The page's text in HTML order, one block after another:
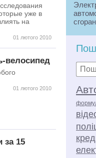
уже в
на
01 лютого 2010
велосипед
01 лютого 2010
за 15